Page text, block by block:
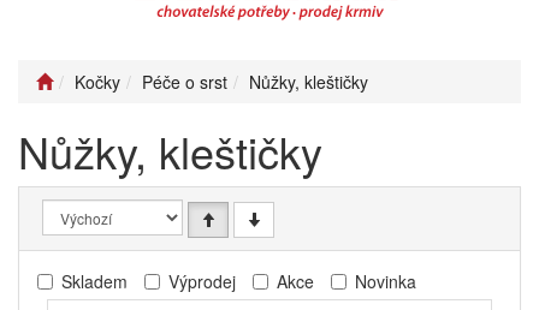
Kočky Péče o srst Nůžky, kleštičky
Nůžky, kleštičky
Skladem Výprodej Akce Novinka